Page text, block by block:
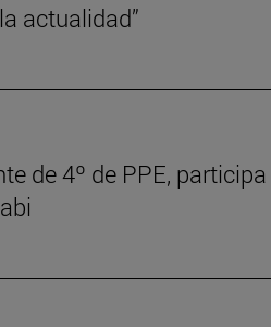
actualidad”
de 4º de PPE, participa